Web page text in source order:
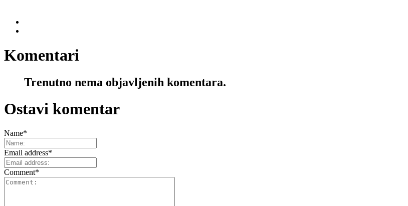
Komentari
Trenutno nema objavljenih komentara.
Ostavi komentar
Name*
Email address*
Comment*